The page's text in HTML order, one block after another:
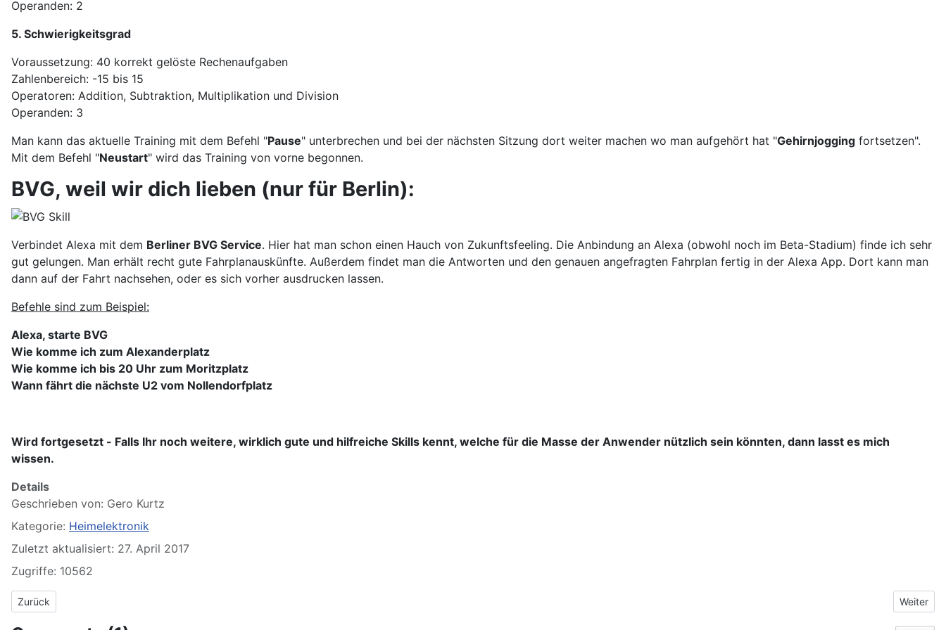
Operanden: 2
5. Schwierigkeitsgrad
Voraussetzung: 40 korrekt gelöste Rechenaufgaben
Zahlenbereich: -15 bis 15
Operatoren: Addition, Subtraktion, Multiplikation und Division
Operanden: 3
Man kann das aktuelle Training mit dem Befehl "Pause" unterbrechen und bei der nächsten Sitzung dort weiter machen wo man aufgehört hat "Gehirnjogging fortsetzen".
Mit dem Befehl "Neustart" wird das Training von vorne begonnen.
BVG, weil wir dich lieben (nur für Berlin):
Verbindet Alexa mit dem Berliner BVG Service. Hier hat man schon einen Hauch von Zukunftsfeeling. Die Anbindung an Alexa (obwohl noch im Beta-Stadium) finde ich sehr
gut gelungen. Man erhält recht gute Fahrplanauskünfte. Außerdem findet man die Antworten und den genauen angefragten Fahrplan fertig in der Alexa App. Dort kann man
dann auf der Fahrt nachsehen, oder es sich vorher ausdrucken lassen.
Befehle sind zum Beispiel:
Alexa, starte BVG
Wie komme ich zum Alexanderplatz
Wie komme ich bis 20 Uhr zum Moritzplatz
Wann fährt die nächste U2 vom Nollendorfplatz
Wird fortgesetzt - Falls Ihr noch weitere, wirklich gute und hilfreiche Skills kennt, welche für die Masse der Anwender nützlich sein könnten, dann lasst es mich
wissen.
Details
Geschrieben von: Gero Kurtz
Kategorie: Heimelektronik
Zuletzt aktualisiert: 27. April 2017
Zugriffe: 10562
Vorheriger Beitrag: Ratgeber Demontage und Akkuwechsel Zahnbürste Oral-B TriZone 5000 von Braun
Zurück Nächster
Weiter